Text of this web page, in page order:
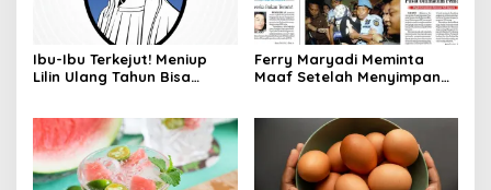
Ibu-Ibu Terkejut! Meniup
Lilin Ulang Tahun Bisa
Ferry Maryadi Meminta
Maaf Setelah Menyimpan